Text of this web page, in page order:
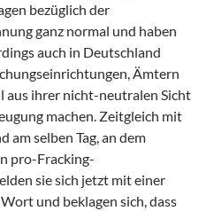
bezüglich der
ganz normal und haben
auch in Deutschland
Ämtern
aus ihrer nicht-neutralen Sicht
machen. Zeitgleich mit
am selben Tag, an dem
pro-Fracking-
sie sich jetzt mit einer
und beklagen sich, dass